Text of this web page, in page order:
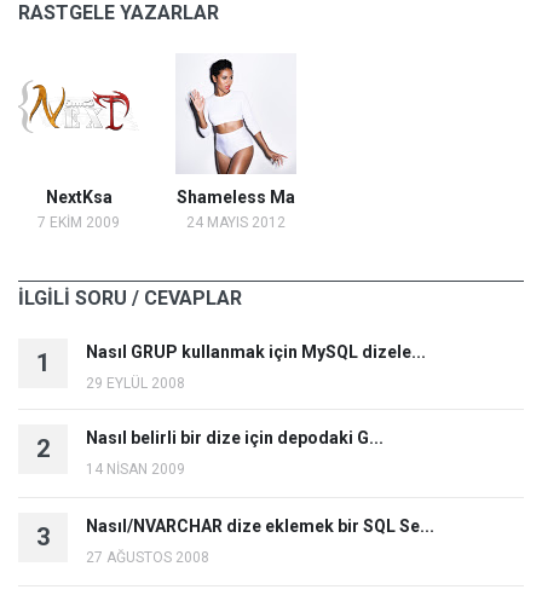
RASTGELE YAZARLAR
NextKsa
7 EKİM 2009
Shameless Ma
24 MAYIS 2012
İLGİLİ SORU / CEVAPLAR
1 Nasıl GRUP kullanmak için MySQL dizele...
29 EYLÜL 2008
2 Nasıl belirli bir dize için depodaki G...
14 NİSAN 2009
3 Nasıl/NVARCHAR dize eklemek bir SQL Se...
27 AĞUSTOS 2008